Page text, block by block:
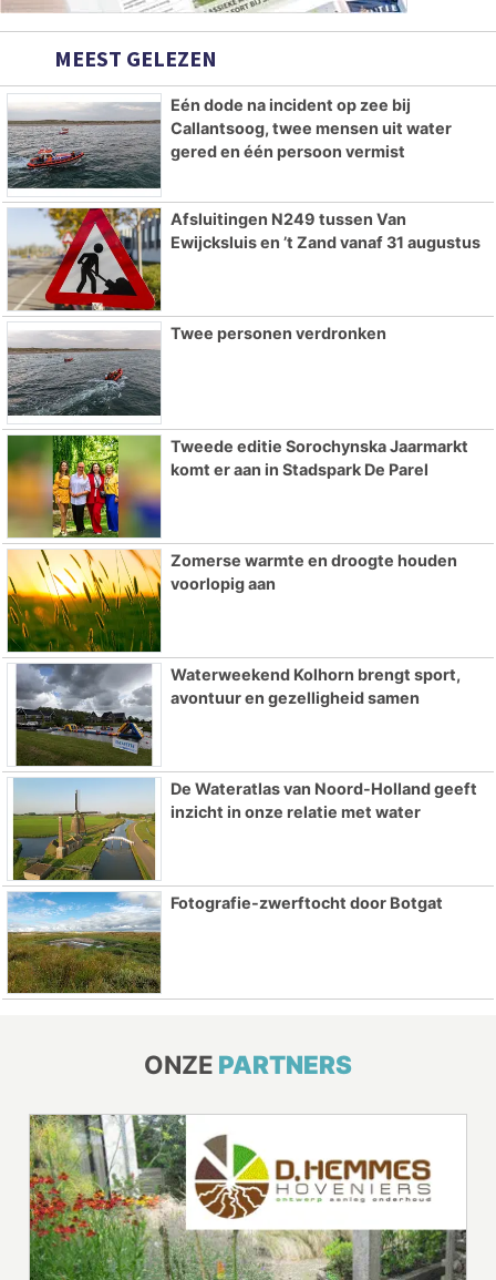
MEEST GELEZEN
Eén dode na incident op zee bij
Callantsoog, twee mensen uit water
gered en één persoon vermist
Afsluitingen N249 tussen Van
Ewijcksluis en ’t Zand vanaf 31 augustus
Twee personen verdronken
Tweede editie Sorochynska Jaarmarkt
komt er aan in Stadspark De Parel
Zomerse warmte en droogte houden
voorlopig aan
Waterweekend Kolhorn brengt sport,
avontuur en gezelligheid samen
De Wateratlas van Noord-Holland geeft
inzicht in onze relatie met water
Fotografie-zwerftocht door Botgat
ONZE PARTNERS